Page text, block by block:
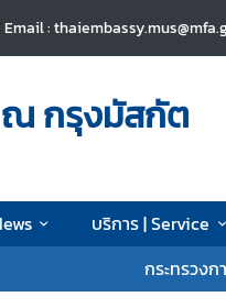
Email :
ณ กรุงมัสกัต
บริการ | Service
กระทรวงก